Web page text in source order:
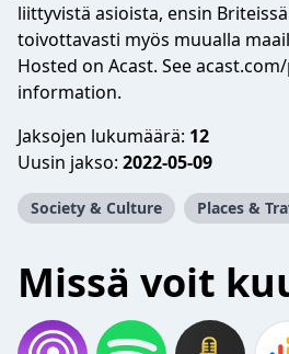
liittyvistä asioista, ensin
toivottavasti myös muualla
Hosted on Acast. See
information.
Jaksojen lukumäärä: 12
Uusin jakso: 2022-05-09
Society & Culture Places &
Missä voit